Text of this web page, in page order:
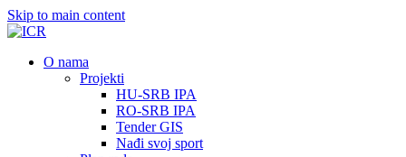
Skip to main content
О nama
Projekti
HU-SRB IPA
RO-SRB IPA
Tender GIS
Nađi svoj sport